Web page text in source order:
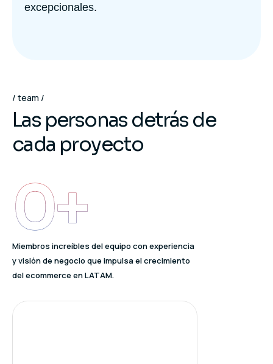
excepcionales.
team
Las personas detrás de
cada proyecto
Miembros increíbles del equipo con experiencia
y visión de negocio que impulsa el crecimiento
del ecommerce en LATAM.
0+